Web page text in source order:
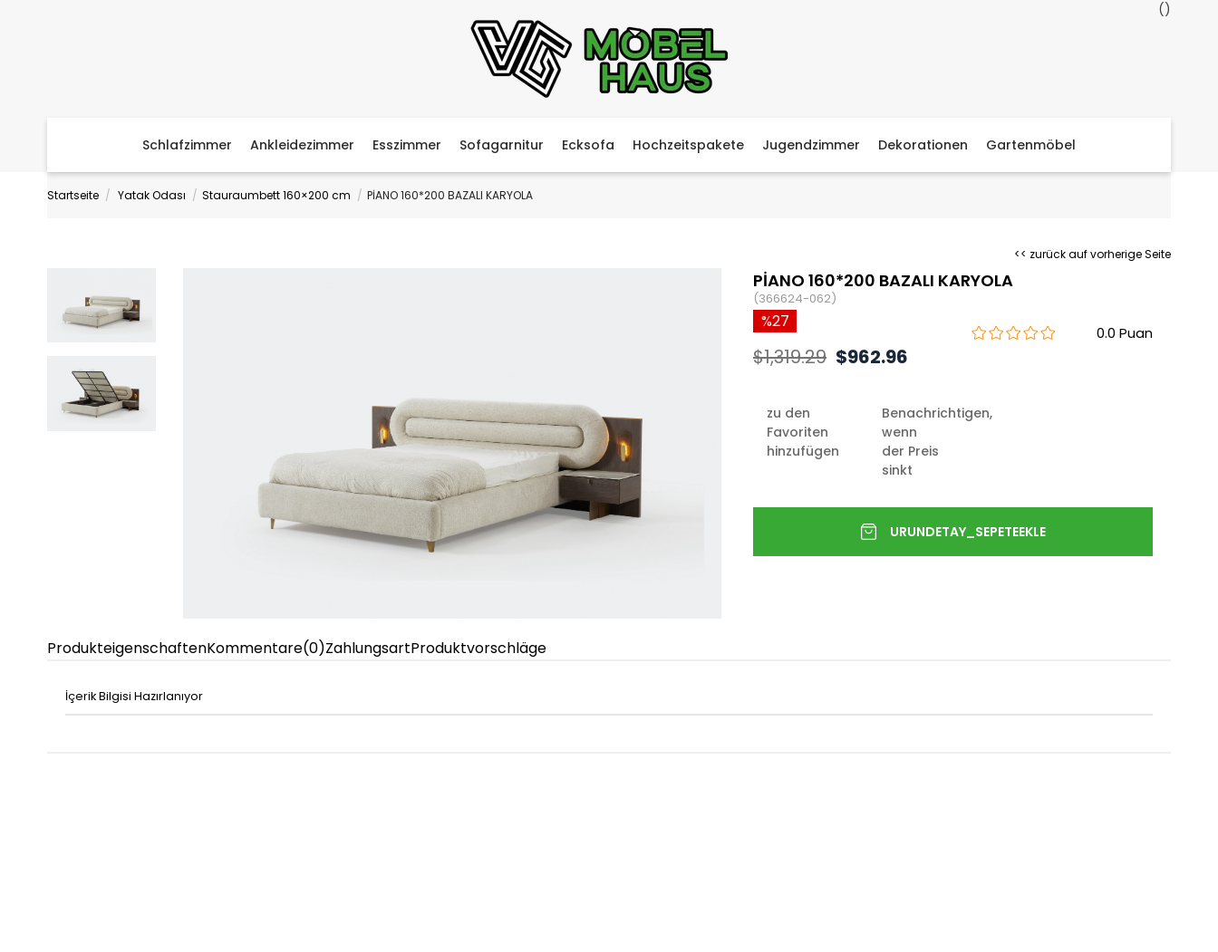
Schlafzimmer Ankleidezimmer Esszimmer Sofagarnitur Ecksofa Hochzeitspakete Jugendzimmer Dekorationen Gartenmöbel
Startseite Yatak Odası Stauraumbett 160×200 cm PİANO 160*200 BAZALI KARYOLA
<< zurück auf vorherige Seite
PİANO 160*200 BAZALI KARYOLA
(366624-062)
0.0
27
$1,319.29 $962.96
zu den
Favoriten
hinzufügen
Benachrichtigen,
wenn
der Preis
sinkt
ProdukteigenschaftenKommentare(0)ZahlungsartProduktvorschläge
İçerik Bilgisi Hazırlanıyor